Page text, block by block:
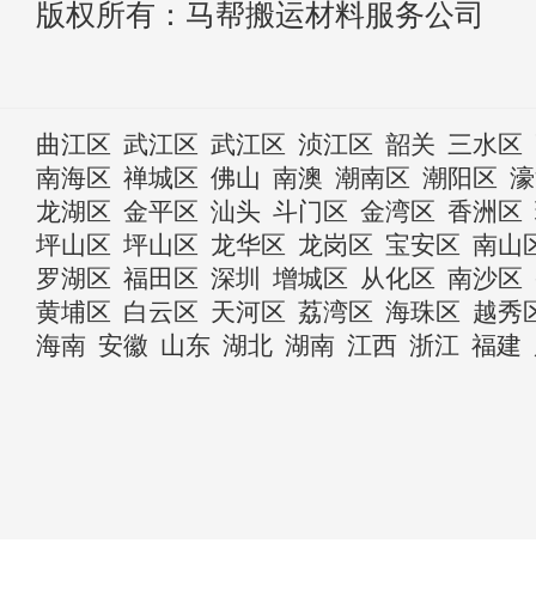
版权所有：马帮搬运材料服务公司
曲江区 武江区 武江区 浈江区 韶关 三水区
南海区 禅城区 佛山 南澳 潮南区 潮阳区
龙湖区 金平区 汕头 斗门区 金湾区 香洲区
坪山区 坪山区 龙华区 龙岗区 宝安区 南山
罗湖区 福田区 深圳 增城区 从化区 南沙区
黄埔区 白云区 天河区 荔湾区 海珠区 越秀
海南 安徽 山东 湖北 湖南 江西 浙江 福建